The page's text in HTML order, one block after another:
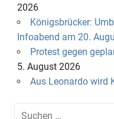
2026
Königsbrücker:
Infoabend am 20.
Protest gegen
5. August 2026
Aus Leonardo wird